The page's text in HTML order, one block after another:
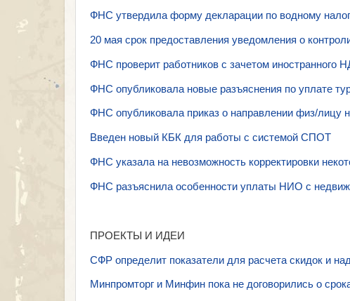
ФНС утвердила форму декларации по водному
20 мая срок предоставления уведомления о
ФНС проверит работников с зачетом иностранного
ФНС опубликовала новые разъяснения по уплате
ФНС опубликовала приказ о направлении физ/лицу
Введен новый КБК для работы с системой СПОТ
ФНС указала на невозможность корректировки
ФНС разъяснила особенности уплаты НИО с
ПРОЕКТЫ И ИДЕИ
СФР определит показатели для расчета скидок и
Минпромторг и Минфин пока не договорились о